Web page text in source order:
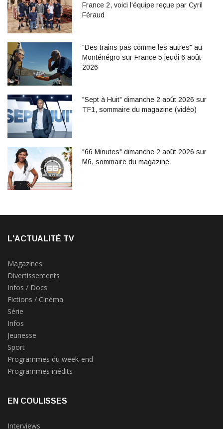
France 2, voici l'équipe reçue par Cyril
Féraud
"Des trains pas comme les autres" au
Monténégro sur France 5 jeudi 6 août
2026
"Sept à Huit" dimanche 2 août 2026 sur
TF1, sommaire du magazine (vidéo)
"66 Minutes" dimanche 2 août 2026 sur
M6, sommaire du magazine
L'ACTUALITÉ TV
Magazines
Divertissements
Infos / Docs
Fictions / Cinéma
Série
Infos
Jeunesse
Sport
Programmes du week-end
Programmes inédits
EN COULISSES
Interviews